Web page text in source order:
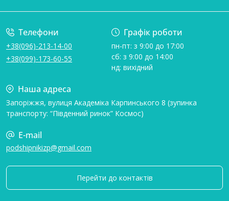
Телефони
+38(096)-213-14-00
+38(099)-173-60-55
Графік роботи
пн-пт: з 9:00 до 17:00
сб: з 9:00 до 14:00
нд: вихідний
Наша адреса
Запоріжжя, вулиця Академіка Карпинського 8 (зупинка
транспорту: “Південний ринок” Космос)
E-mail
podshipnikizp@gmail.com
Перейти до контактів